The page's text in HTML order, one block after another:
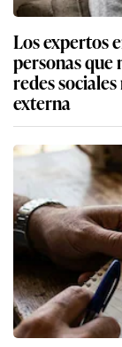
Los expertos
personas que
redes
externa